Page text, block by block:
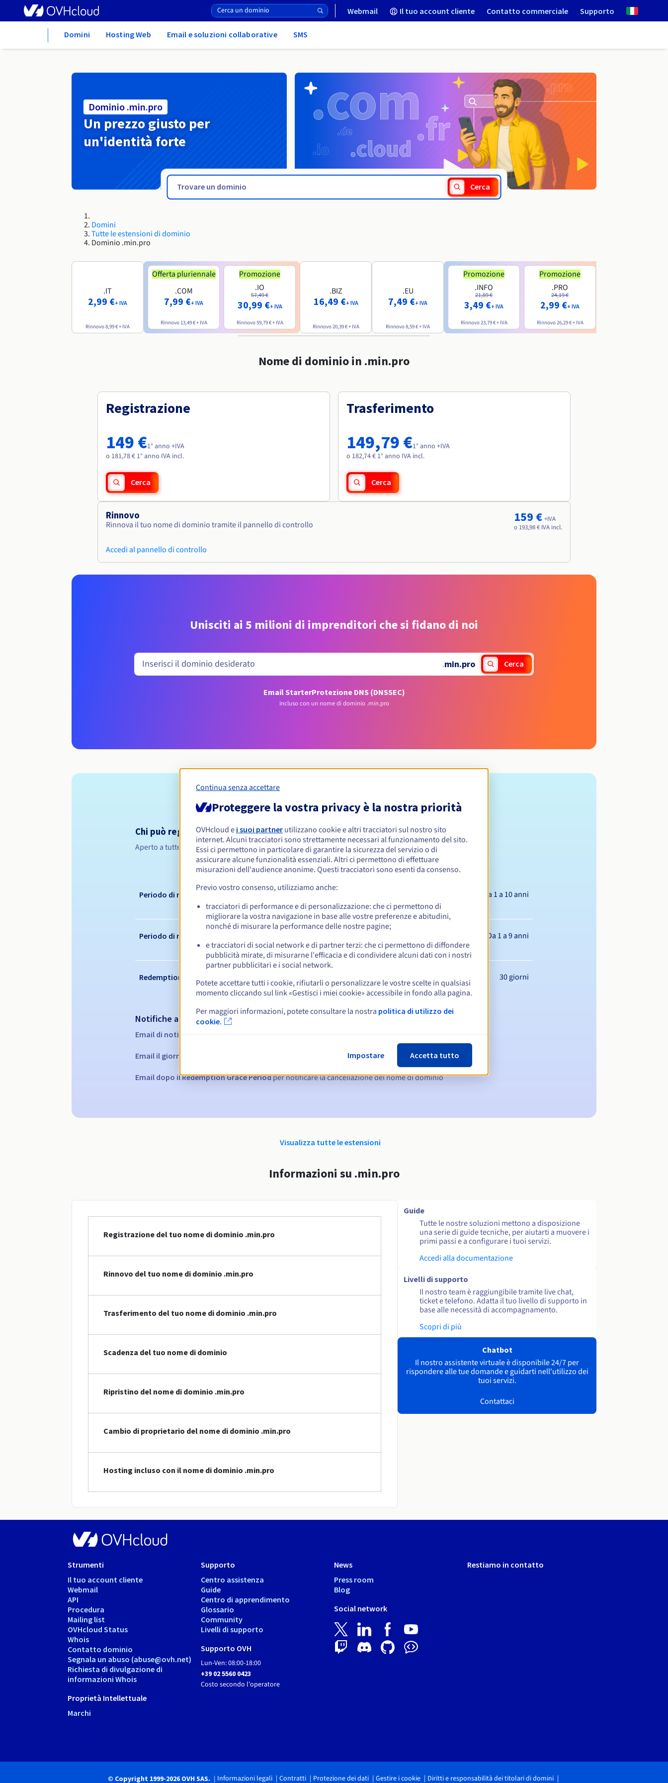
Webmail Il tuo account cliente Contatto commerciale Supporto
Domini Hosting Web Email e soluzioni collaborative SMS
Dominio .min.pro
Un prezzo giusto per
un'identità forte
Cerca
Domini
Tutte le estensioni di dominio
Dominio .min.pro
.IT
2,99 €+ IVA
Rinnovo8,99 €+ IVA
Offerta pluriennale
.COM
7,99 €+ IVA
Rinnovo 13,49 €+ IVA
Promozione
.IO
57,49 €
30,99 €+ IVA
Rinnovo59,79 €+ IVA
.BIZ
16,49 €+ IVA
Rinnovo20,39 €+ IVA
.EU
7,49 €+ IVA
Rinnovo8,59 €+ IVA
Promozione
.INFO
21,89 €
3,49 €+ IVA
Rinnovo23,79 €+ IVA
Promozione
.PRO
24,19 €
2,99 €+ IVA
Rinnovo26,29 €+ IVA
Nome di dominio in .min.pro
Registrazione
149 €1° anno +IVA
o 181,78 € 1° anno IVA incl.
Cerca
Trasferimento
149,79 €1° anno +IVA
o 182,74 € 1° anno IVA incl.
Cerca
Rinnovo
Rinnova il tuo nome di dominio tramite il pannello di controllo
Accedi al pannello di controllo
159 € +IVA
o 193,98 € IVA incl.
Unisciti ai 5 milioni di imprenditori che si fidano di noi
.min.pro Cerca
Email StarterProtezione DNS (DNSSEC)
Incluso con un nome di dominio .min.pro
Condizioni di idoneità
Chi può registrare un .min.pro?
Aperto a tutte le persone fisiche o giuridiche, senza restrizioni geografiche.
Regole di gestione e notifiche
Periodo di registrazione Da 1 a 10 anni
Periodo di rinnovo Da 1 a 9 anni
Redemption period 30 giorni
Notifiche automatiche:
Email di notifica:
Email il giorno della scadenza per notificare la sospensione del nome di dominio
Email dopo il Redemption Grace Periodper notificare la cancellazione del nome di dominio
Visualizza tutte le estensioni
Informazioni su .min.pro
Registrazione del tuo nome di dominio .min.pro
Rinnovo del tuo nome di dominio .min.pro
Trasferimento del tuo nome di dominio .min.pro
Scadenza del tuo nome di dominio
Ripristino del nome di dominio .min.pro
Cambio di proprietario del nome di dominio .min.pro
Hosting incluso con il nome di dominio .min.pro
Guide
Tutte le nostre soluzioni mettono a disposizione
una serie di guide tecniche, per aiutarti a muovere i
primi passi e a configurare i tuoi servizi.
Accedi alla documentazione
Livelli di supporto
Il nostro team è raggiungibile tramite live chat,
ticket e telefono. Adatta il tuo livello di supporto in
base alle necessità di accompagnamento.
Scopri di più
Chatbot
Il nostro assistente virtuale è disponibile 24/7 per
rispondere alle tue domande e guidarti nell'utilizzo dei
tuoi servizi.
Contattaci
Strumenti
Il tuo account cliente
Webmail
API
Procedura
Mailing list
OVHcloud Status
Whois
Contatto dominio
Segnala un abuso (abuse@ovh.net)
Richiesta di divulgazione di
informazioni Whois
Proprietà Intellettuale
Marchi
Supporto
Centro assistenza
Guide
Centro di apprendimento
Glossario
Community
Livelli di supporto
Supporto OVH
Lun-Ven: 08:00-18:00
+39 02 5560 0423
Costo secondo l'operatore
News
Press room
Blog
Social network
Restiamo in contatto
© Copyright 1999-2026 OVH SAS. Informazioni legali Contratti Protezione dei dati Gestire i cookie Diritti e responsabilità dei titolari di domini
Continua senza accettare
Proteggere la vostra privacy è la nostra priorità
OVHcloud e i suoi partner utilizzano cookie e altri tracciatori sul nostro sito
internet. Alcuni tracciatori sono strettamente necessari al funzionamento del sito.
Essi ci permettono in particolare di garantire la sicurezza del servizio o di
assicurare alcune funzionalità essenziali. Altri ci permettono di effettuare
misurazioni dell'audience anonime. Questi tracciatori sono esenti da consenso.
Previo vostro consenso, utilizziamo anche:
tracciatori di performance e di personalizzazione: che ci permettono di
migliorare la vostra navigazione in base alle vostre preferenze e abitudini,
nonché di misurare la performance delle nostre pagine;
e tracciatori di social network e di partner terzi: che ci permettono di diffondere
pubblicità mirate, di misurarne l'efficacia e di condividere alcuni dati con i nostri
partner pubblicitari e i social network.
Potete accettare tutti i cookie, rifiutarli o personalizzare le vostre scelte in qualsiasi
momento cliccando sul link «Gestisci i miei cookie» accessibile in fondo alla pagina.
Per maggiori informazioni, potete consultare la nostra politica di utilizzo dei
cookie.
Impostare Accetta tutto